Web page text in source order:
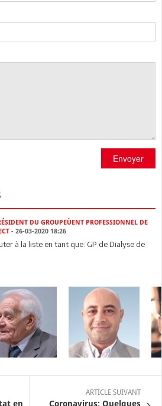
Envoyer
DU GROUPEÙENT PROFESSIONNEL DE
- 26-03-2020 18:26
à la liste en tant que: GP de Dialyse de
en
ARTICLE SUIVANT
Coronavirus: Quelques